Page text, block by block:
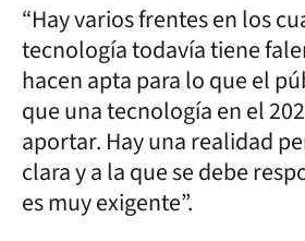
“Hay varios frentes en los
tecnología todavía tiene
hacen apta para lo que el
que una tecnología en el
aportar. Hay una realidad
clara y a la que se debe
es muy exigente”.